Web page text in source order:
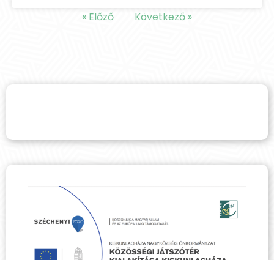
« Előző Következő »